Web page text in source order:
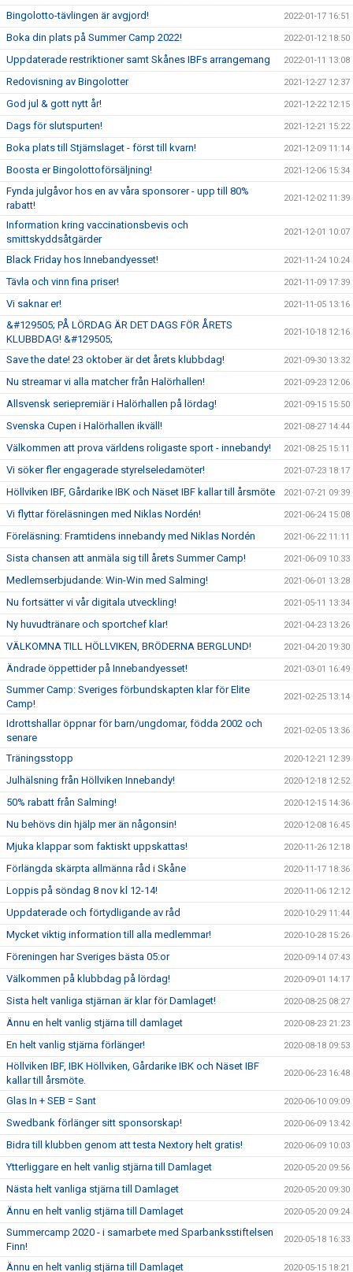
Bingolotto-tävlingen är avgjord! 2022-01-17 16:51
Boka din plats på Summer Camp 2022! 2022-01-12 18:50
Uppdaterade restriktioner samt Skånes IBFs arrangemang 2022-01-11 13:08
Redovisning av Bingolotter 2021-12-27 12:37
God jul & gott nytt år! 2021-12-22 12:15
Dags för slutspurten! 2021-12-21 15:22
Boka plats till Stjärnslaget - först till kvarn! 2021-12-09 11:14
Boosta er Bingolottoförsäljning! 2021-12-06 15:34
Fynda julgåvor hos en av våra sponsorer - upp till 80%
rabatt!
2021-12-02 11:39
Information kring vaccinationsbevis och
smittskyddsåtgärder
2021-12-01 10:07
Black Friday hos Innebandyesset! 2021-11-24 10:24
Tävla och vinn fina priser! 2021-11-09 17:39
Vi saknar er! 2021-11-05 13:16
&#129505; PÅ LÖRDAG ÄR DET DAGS FÖR ÅRETS
KLUBBDAG! &#129505;
2021-10-18 12:16
Save the date! 23 oktober är det årets klubbdag! 2021-09-30 13:32
Nu streamar vi alla matcher från Halörhallen! 2021-09-23 12:06
Allsvensk seriepremiär i Halörhallen på lördag! 2021-09-15 15:50
Svenska Cupen i Halörhallen ikväll! 2021-08-27 14:44
Välkommen att prova världens roligaste sport - innebandy! 2021-08-25 15:11
Vi söker fler engagerade styrelseledamöter! 2021-07-23 18:17
Höllviken IBF, Gårdarike IBK och Näset IBF kallar till årsmöte 2021-07-21 09:39
Vi flyttar föreläsningen med Niklas Nordén! 2021-06-24 15:08
Föreläsning: Framtidens innebandy med Niklas Nordén 2021-06-22 11:11
Sista chansen att anmäla sig till årets Summer Camp! 2021-06-09 10:33
Medlemserbjudande: Win-Win med Salming! 2021-06-01 13:28
Nu fortsätter vi vår digitala utveckling! 2021-05-11 13:34
Ny huvudtränare och sportchef klar! 2021-04-23 13:26
VÄLKOMNA TILL HÖLLVIKEN, BRÖDERNA BERGLUND! 2021-04-20 19:30
Ändrade öppettider på Innebandyesset! 2021-03-01 16:49
Summer Camp: Sveriges förbundskapten klar för Elite
Camp!
2021-02-25 13:14
Idrottshallar öppnar för barn/ungdomar, födda 2002 och
senare
2021-02-05 13:36
Träningsstopp 2020-12-21 12:39
Julhälsning från Höllviken Innebandy! 2020-12-18 12:52
50% rabatt från Salming! 2020-12-15 14:36
Nu behövs din hjälp mer än någonsin! 2020-12-08 16:45
Mjuka klappar som faktiskt uppskattas! 2020-11-26 12:18
Förlängda skärpta allmänna råd i Skåne 2020-11-17 18:36
Loppis på söndag 8 nov kl 12-14! 2020-11-06 12:12
Uppdaterade och förtydligande av råd 2020-10-29 11:44
Mycket viktig information till alla medlemmar! 2020-10-28 15:26
Föreningen har Sveriges bästa 05:or 2020-09-14 07:43
Välkommen på klubbdag på lördag! 2020-09-01 14:17
Sista helt vanliga stjärnan är klar för Damlaget! 2020-08-25 08:27
Ännu en helt vanlig stjärna till damlaget 2020-08-23 21:23
En helt vanlig stjärna förlänger! 2020-08-18 09:53
Höllviken IBF, IBK Höllviken, Gårdarike IBK och Näset IBF
kallar till årsmöte.
2020-06-23 16:48
Glas In + SEB = Sant 2020-06-10 09:09
Swedbank förlänger sitt sponsorskap! 2020-06-09 13:42
Bidra till klubben genom att testa Nextory helt gratis! 2020-06-09 10:03
Ytterliggare en helt vanlig stjärna till Damlaget 2020-05-20 09:56
Nästa helt vanliga stjärna till Damlaget 2020-05-20 09:30
Ännu en helt vanlig stjärna till Damlaget 2020-05-20 09:24
Summercamp 2020 - i samarbete med Sparbanksstiftelsen
Finn!
2020-05-18 16:33
Ännu en helt vanlig stjärna till Damlaget 2020-05-15 18:21